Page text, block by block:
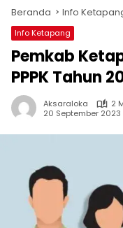
Beranda Info
Info Ketapang
Pemkab
PPPK Tahun
Aksaraloka
2
20 September 2023